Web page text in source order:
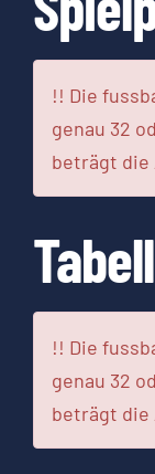
!! Die
genau 32
beträgt die
!! Die
genau 32
beträgt die